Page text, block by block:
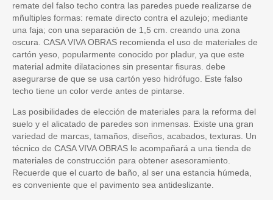
remate del falso techo contra las paredes puede realizarse de
mñultiples formas: remate directo contra el azulejo; mediante
una faja; con una separación de 1,5 cm. creando una zona
oscura. CASA VIVA OBRAS recomienda el uso de materiales de
cartón yeso, popularmente conocido por pladur, ya que este
material admite dilataciones sin presentar fisuras. debe
asegurarse de que se usa cartón yeso hidrófugo. Este falso
techo tiene un color verde antes de pintarse.
Las posibilidades de elección de materiales para la reforma del
suelo y el alicatado de paredes son inmensas. Existe una gran
variedad de marcas, tamaños, diseños, acabados, texturas. Un
técnico de CASA VIVA OBRAS le acompañará a una tienda de
materiales de construcción para obtener asesoramiento.
Recuerde que el cuarto de baño, al ser una estancia húmeda,
es conveniente que el pavimento sea antideslizante.